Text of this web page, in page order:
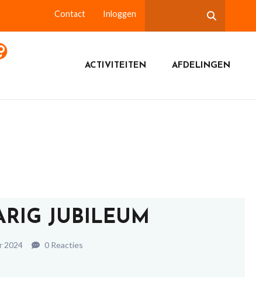
Contact Inloggen
ACTIVITEITEN AFDELINGEN
JUBILEUM
2024 0 Reacties